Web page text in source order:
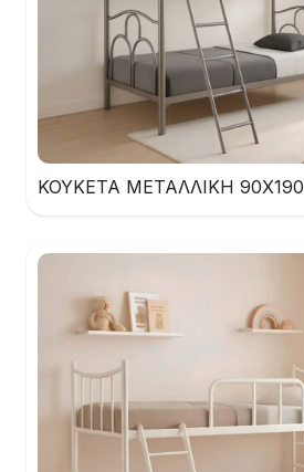
ΚΟΥΚΕΤΑ ΜΕΤΑΛΛΙΚΗ 90Χ190